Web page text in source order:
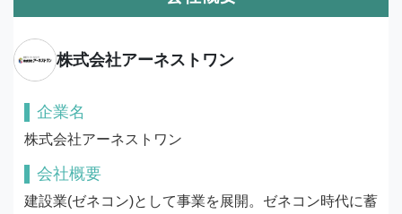
株式会社アーネストワン
企業名
株式会社アーネストワン
会社概要
建設業(ゼネコン)として事業を展開。ゼネコン時代に蓄